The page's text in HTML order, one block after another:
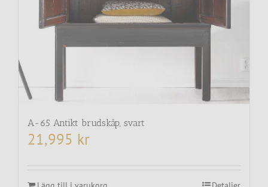
A-65 Antikt brudskåp, svart
21,995 kr